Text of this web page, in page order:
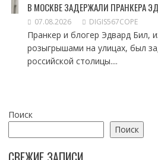
В МОСКВЕ ЗАДЕРЖАЛИ ПРАНКЕРА
07.08.2026 DIGIS567COPE
Пранкер и блогер Эдвард Бил,
розыгрышами на улицах, был
российской столицы....
Поиск
Поиск